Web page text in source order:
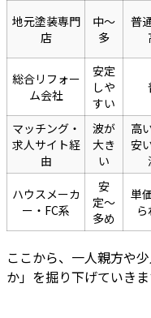
地元塗装専門
店
中〜
多
普
総合リフォー
ム会社
安定
しや
すい
マッチング・
求人サイト経
由
波が
大き
い
高
安
ハウスメーカ
ー・FC系
安
定〜
多め
単
ここから、一人親方や
か」を掘り下げていきま